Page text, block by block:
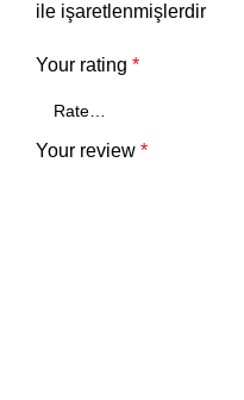
ile işaretlenmişlerdir
Your rating *
Your review *